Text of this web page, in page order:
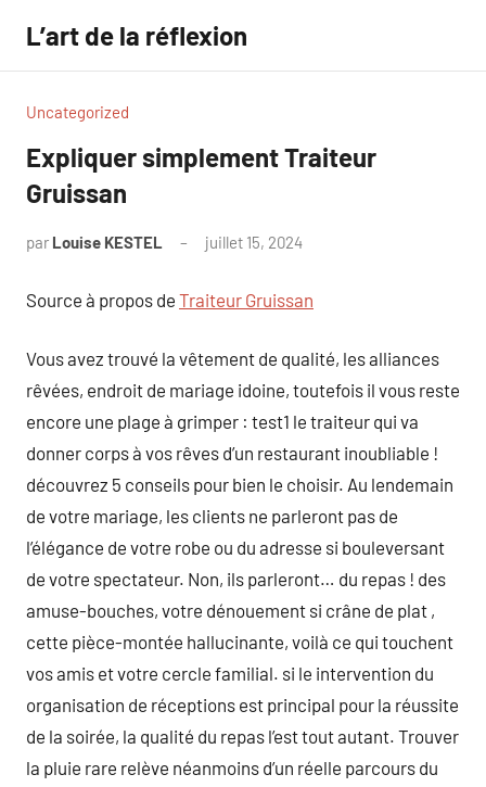
contenu
L’art de la réflexion
Uncategorized
Expliquer simplement Traiteur
Gruissan
par Louise KESTEL juillet 15, 2024
Source à propos de Traiteur Gruissan
Vous avez trouvé la vêtement de qualité, les alliances
rêvées, endroit de mariage idoine, toutefois il vous reste
encore une plage à grimper : test1 le traiteur qui va
donner corps à vos rêves d’un restaurant inoubliable !
découvrez 5 conseils pour bien le choisir. Au lendemain
de votre mariage, les clients ne parleront pas de
l’élégance de votre robe ou du adresse si bouleversant
de votre spectateur. Non, ils parleront… du repas ! des
amuse-bouches, votre dénouement si crâne de plat ,
cette pièce-montée hallucinante, voilà ce qui touchent
vos amis et votre cercle familial. si le intervention du
organisation de réceptions est principal pour la réussite
de la soirée, la qualité du repas l’est tout autant. Trouver
la pluie rare relève néanmoins d’un réelle parcours du